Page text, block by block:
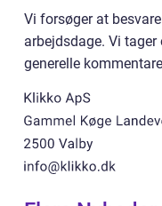
Vi forsøger at
arbejdsdage. Vi
generelle